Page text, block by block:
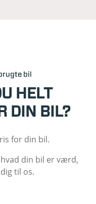
bil
HELT
DIN BIL?
for din bil.
din bil er værd,
til os.